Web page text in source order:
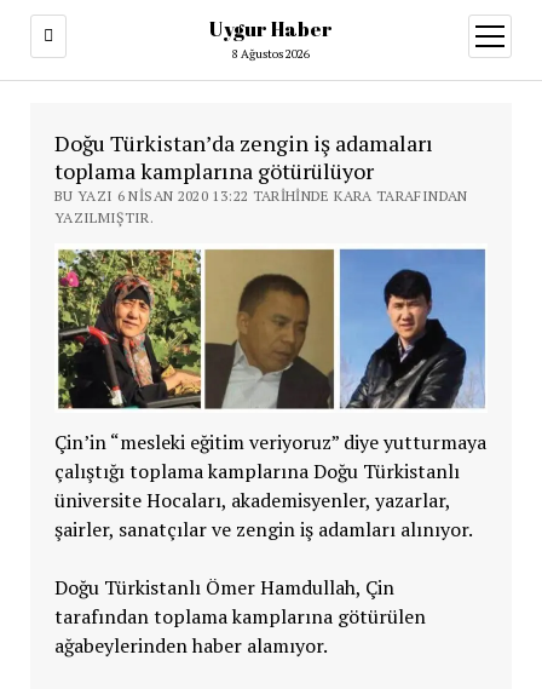
Uygur Haber
8 Ağustos 2026
aç
Doğu Türkistan’da zengin iş adamaları
toplama kamplarına götürülüyor
BU YAZI 6 NISAN 2020 13:22 TARIHINDE KARA TARAFINDAN
YAZILMIŞTIR.
Çin’in “mesleki eğitim veriyoruz” diye yutturmaya
çalıştığı toplama kamplarına Doğu Türkistanlı
üniversite Hocaları, akademisyenler, yazarlar,
şairler, sanatçılar ve zengin iş adamları alınıyor.
Doğu Türkistanlı Ömer Hamdullah, Çin
tarafından toplama kamplarına götürülen
ağabeylerinden haber alamıyor.